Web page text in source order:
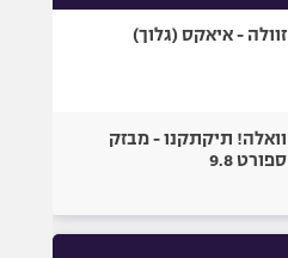
זוולה - איאקס (גלוך)
וואלה! תיקתקנו - מבזק
ספורט 9.8